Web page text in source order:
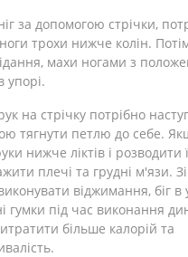
за допомогою стрічки,
трохи нижче колін.
махи ногами з
упорі.
на стрічку потрібно
тягнути петлю до себе.
нижче ліктів і розводити
плечі та грудні м'язи. Зі
віджимання, біг в
гумки під час виконання
більше калорій та